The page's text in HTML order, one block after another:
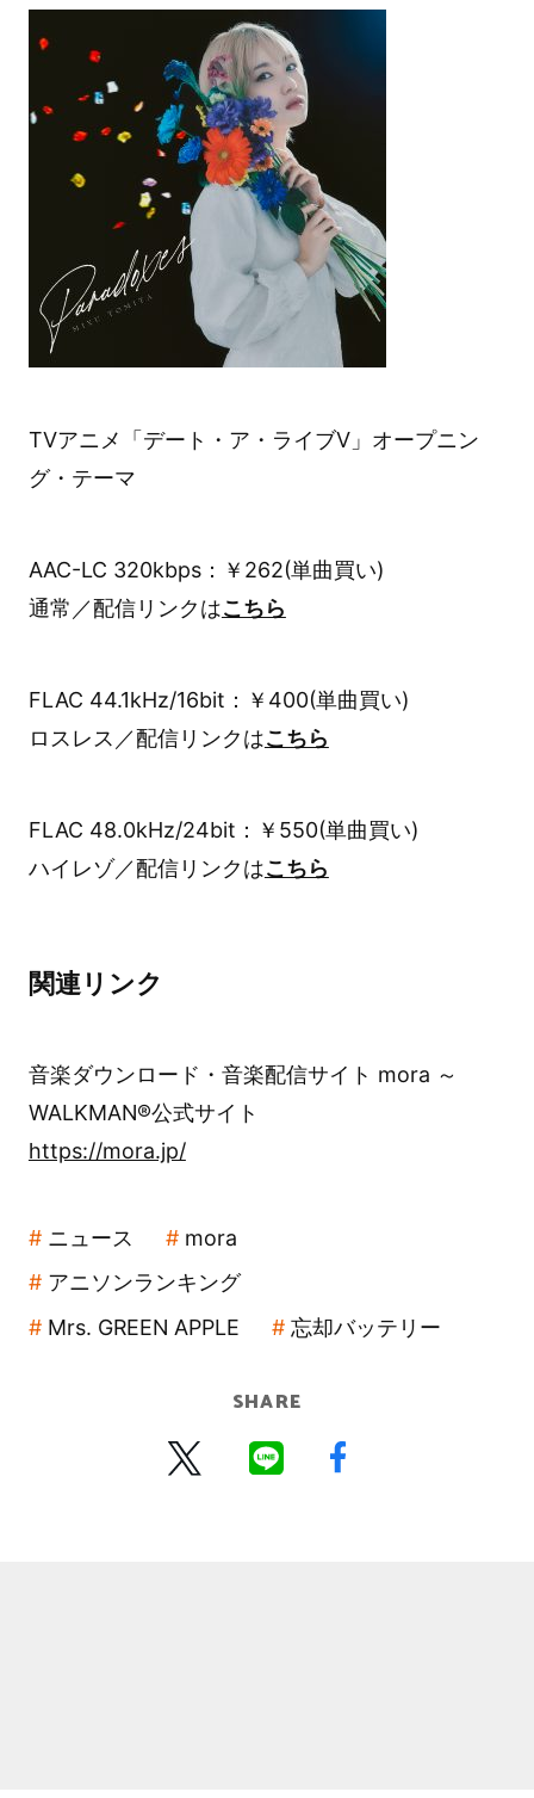
TVアニメ「デート・ア・ライブV」オープニン
グ・テーマ
AAC-LC 320kbps：￥262(単曲買い)
通常／配信リンクはこちら
FLAC 44.1kHz/16bit：￥400(単曲買い)
ロスレス／配信リンクはこちら
FLAC 48.0kHz/24bit：￥550(単曲買い)
ハイレゾ／配信リンクはこちら
関連リンク
音楽ダウンロード・音楽配信サイト mora ～
WALKMAN®公式サイト
https://mora.jp/
ニュース
mora
アニソンランキング
Mrs. GREEN APPLE
忘却バッテリー
SHARE